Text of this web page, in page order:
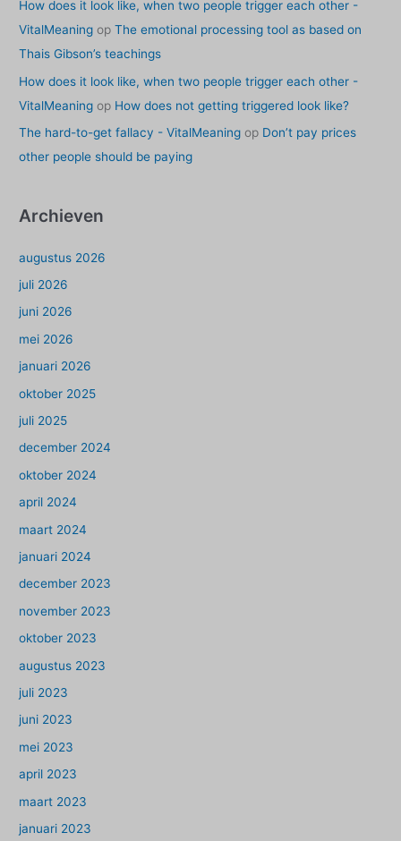
How does it look like, when two people trigger each other -
VitalMeaning opThe emotional processing tool as based on
Thais Gibson’s teachings
How does it look like, when two people trigger each other -
VitalMeaning op How does not getting triggered look like?
The hard-to-get fallacy - VitalMeaning op Don’t pay prices
other people should be paying
Archieven
augustus 2026
juli 2026
juni 2026
mei 2026
januari 2026
oktober 2025
juli 2025
december 2024
oktober 2024
april 2024
maart 2024
januari 2024
december 2023
november 2023
oktober 2023
augustus 2023
juli 2023
juni 2023
mei 2023
april 2023
maart 2023
januari 2023